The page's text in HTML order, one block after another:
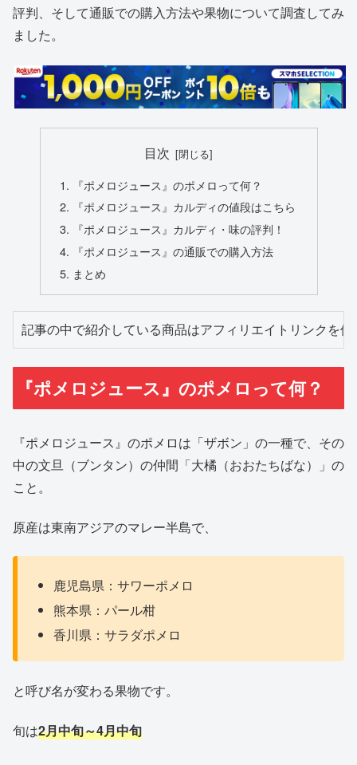
評判、そして通販での購入方法や果物について調査してみ
ました。
目次
『ポメロジュース』のポメロって何？
『ポメロジュース』カルディの値段はこちら
『ポメロジュース』カルディ・味の評判！
『ポメロジュース』の通販での購入方法
まとめ
記事の中で紹介している商品はアフィリエイトリンクを
『ポメロジュース』のポメロって何？
『ポメロジュース』のポメロは「ザボン」の一種で、その
中の文旦（ブンタン）の仲間「大橘（おおたちばな）」の
こと。
原産は東南アジアのマレー半島で、
鹿児島県：サワーポメロ
熊本県：パール柑
香川県：サラダポメロ
と呼び名が変わる果物です。
旬は2月中旬～4月中旬